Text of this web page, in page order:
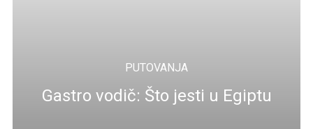
PUTOVANJA
Gastro vodič: Što jesti u Egiptu